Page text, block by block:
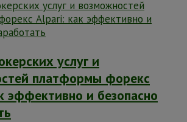
услуг и
платформы форекс
эффективно и безопасно